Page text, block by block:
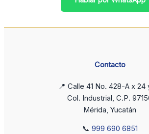
Contacto
📍 Calle 41 No. 428-A x 24
Col. Industrial, C.P.
Mérida, Yucatán
📞 999 690 6851